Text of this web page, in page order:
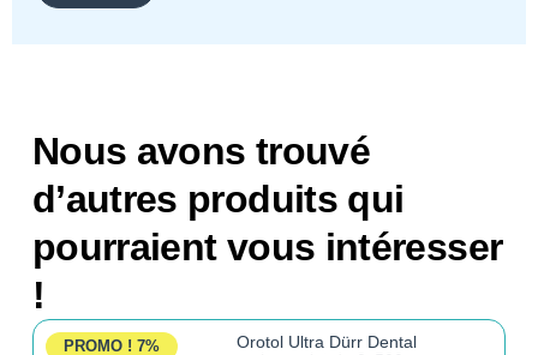
Nous avons trouvé
d’autres produits qui
pourraient vous intéresser
!
PROMO ! 7%
Orotol Ultra Dürr Dental